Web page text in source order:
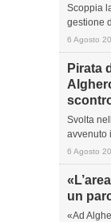
Scoppia
gestione
6 Agosto
Pirata
Svolta
avvenuto
6 Agosto
un
«Ad